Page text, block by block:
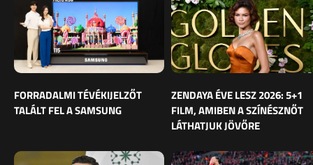
FORRADALMI TÉVÉKIJELZŐT
TALÁLT FEL A SAMSUNG
ZENDAYA ÉVE LESZ 2026: 5+1
FILM, AMIBEN A SZÍNÉSZNŐT
LÁTHATJUK JÖVŐRE